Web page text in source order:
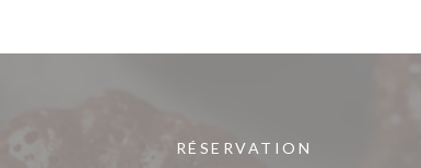
RÉSERVATION